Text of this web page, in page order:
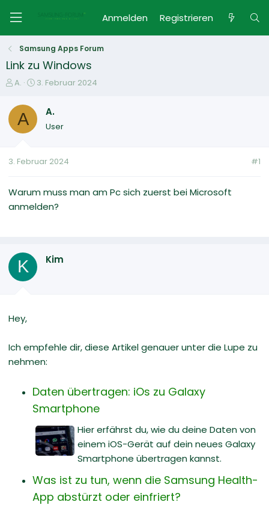
Anmelden Registrieren
Samsung Apps Forum
Link zu Windows
E
s
e
e
A.
E
t
t
m
3. Februar 2024
A A.
User
3. Februar 2024 #1
Warum muss man am Pc sich zuerst bei Microsoft
anmelden?
K Kim
Hey,
Ich empfehle dir, diese Artikel genauer unter die Lupe zu
nehmen:
Daten übertragen: iOs zu Galaxy
Smartphone
Hier erfährst du, wie du deine Daten von
einem iOS-Gerät auf dein neues Galaxy
Smartphone übertragen kannst.
Was ist zu tun, wenn die Samsung Health-
App abstürzt oder einfriert?